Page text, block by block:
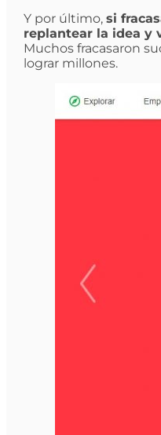
Y por último, si
replantear la idea y
Muchos fracasaron
lograr millones.